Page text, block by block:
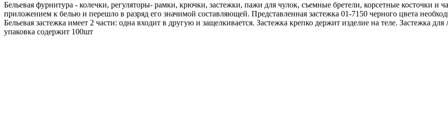
Бельевая фурнитура - колечки, регуляторы- рамки, крючки, застежки, пажи для чулок, съемные бретели, корсетные косточки и
приложением к белью и перешло в разряд его значимой составляющей. Представленная застежка 01-7150 черного цвета
Бельевая застежка имеет 2 части: одна входит в другую и защелкивается. Застежка крепко держит изделие на теле. Застежка
упаковка содержит 100шт